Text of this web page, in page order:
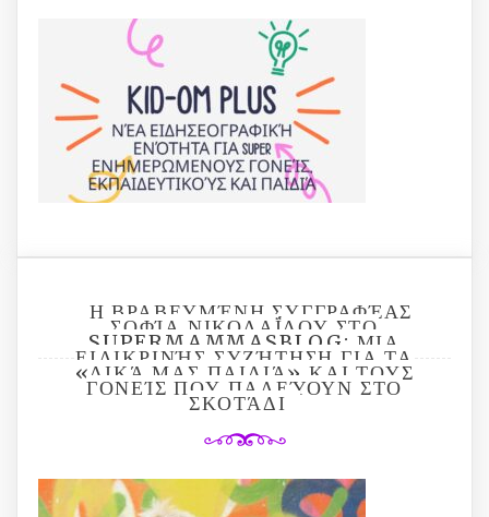
Η ΒΡΑΒΕΥΜΈΝΗ ΣΥΓΓΡΑΦΈΑΣ
ΣΟΦΊΑ ΝΙΚΟΛΑΪ́ΔΟΥ ΣΤΟ SU
PERMAMMASBLOG: ΜΙΑ ΕΙ
ΛΙΚΡΙΝΉΣ ΣΥΖΉΤΗΣΗ ΓΙΑ ΤΑ «Δ
ΙΚΆ ΜΑΣ ΠΑΙΔΙΆ» ΚΑΙ ΤΟΥΣ ΓΟ
ΝΕΊΣ ΠΟΥ ΠΑΛΕΎΟΥΝ ΣΤΟ ΣΚ
ΟΤΆΔΙ